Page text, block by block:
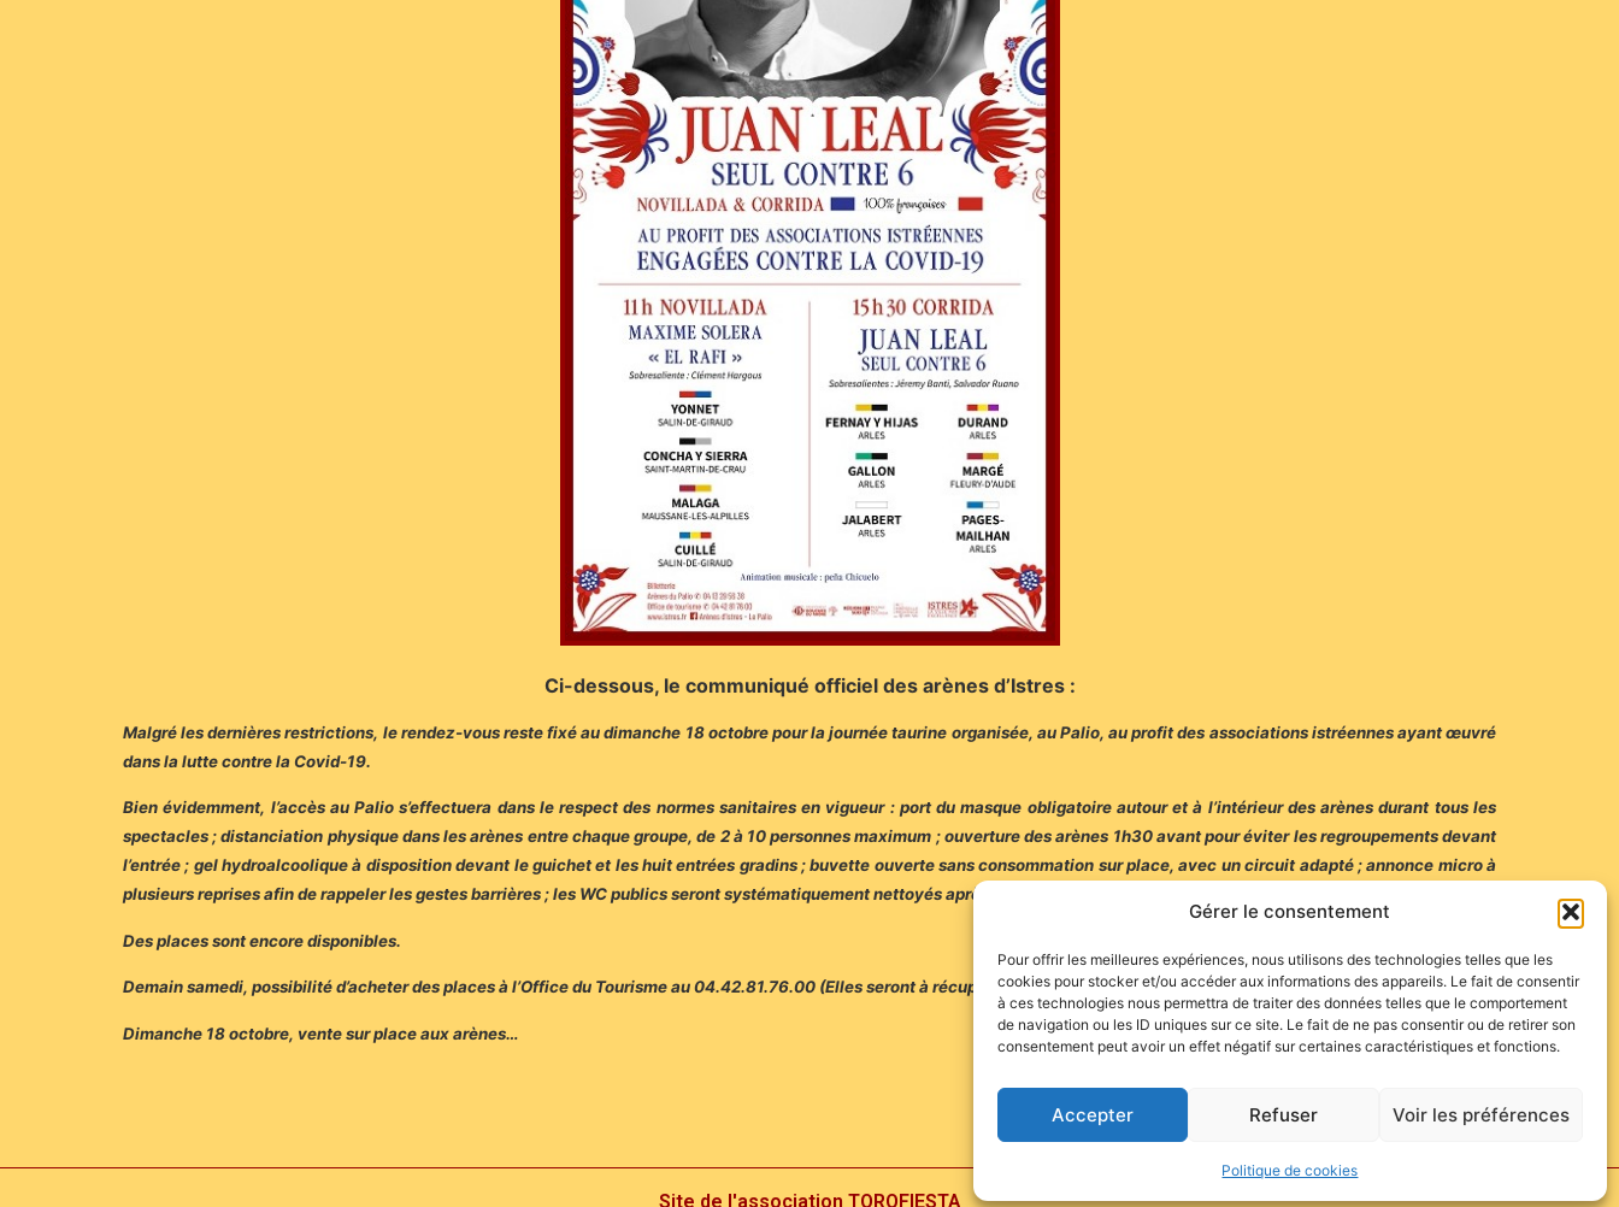
Gérer le consentement
Pour offrir les meilleures expériences, nous utilisons des technologies telles que les
cookies pour stocker et/ou accéder aux informations des appareils. Le fait de consentir
à ces technologies nous permettra de traiter des données telles que le comportement
de navigation ou les ID uniques sur ce site. Le fait de ne pas consentir ou de retirer son
consentement peut avoir un effet négatif sur certaines caractéristiques et fonctions.
Accepter Refuser Voir les préférences
Politique de cookies
Ci-dessous, le communiqué officiel des arènes d’Istres :
Malgré les dernières restrictions, le rendez-vous reste fixé au dimanche 18 octobre pour la journée taurine organisée, au Palio, au profit des associations istréennes ayant œuvré
dans la lutte contre la Covid-19.
Bien évidemment, l’accès au Palio s’effectuera dans le respect des normes sanitaires en vigueur : port du masque obligatoire autour et à l’intérieur des arènes durant tous les
spectacles ; distanciation physique dans les arènes entre chaque groupe, de 2 à 10 personnes maximum ; ouverture des arènes 1h30 avant pour éviter les regroupements devant
l’entrée ; gel hydroalcoolique à disposition devant le guichet et les huit entrées gradins ; buvette ouverte sans consommation sur place, avec un circuit adapté ; annonce micro à
plusieurs reprises afin de rappeler les gestes barrières ; les WC publics seront systématiquement nettoyés après chaque utilisation.
Des places sont encore disponibles.
Demain samedi, possibilité d’acheter des places à l’Office du Tourisme au 04.42.81.76.00 (Elles seront à récupérer aux Arènes du Palio dimanche à partir de 9h).
Dimanche 18 octobre, vente sur place aux arènes…
Site de l'association TOROFIESTA